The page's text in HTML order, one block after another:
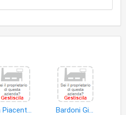
La Piacentina di Molinari Fausta
Bardoni Giorgio